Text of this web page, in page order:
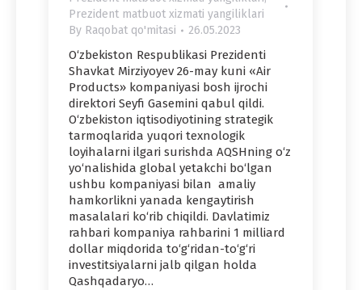
Prezident matbuot xizmati yangiliklari
By Raqobat qo'mitasi 26.05.2023
O‘zbekiston Respublikasi Prezidenti
Shavkat Mirziyoyev 26-may kuni «Air
Products» kompaniyasi bosh ijrochi
direktori Seyfi Gasemini qabul qildi.
O‘zbekiston iqtisodiyotining strategik
tarmoqlarida yuqori texnologik
loyihalarni ilgari surishda AQSHning o‘z
yo‘nalishida global yetakchi bo‘lgan
ushbu kompaniyasi bilan amaliy
hamkorlikni yanada kengaytirish
masalalari ko‘rib chiqildi. Davlatimiz
rahbari kompaniya rahbarini 1 milliard
dollar miqdorida to‘g‘ridan-to‘g‘ri
investitsiyalarni jalb qilgan holda
Qashqadaryo…